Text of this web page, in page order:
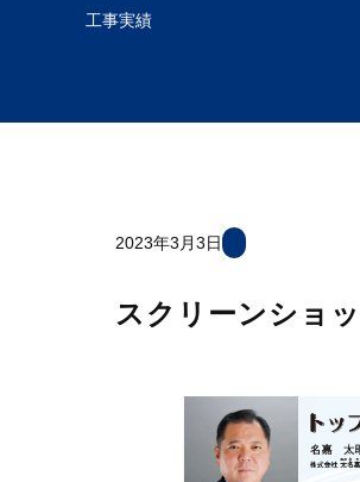
工事実績
2023年3月3日
スクリーンショ